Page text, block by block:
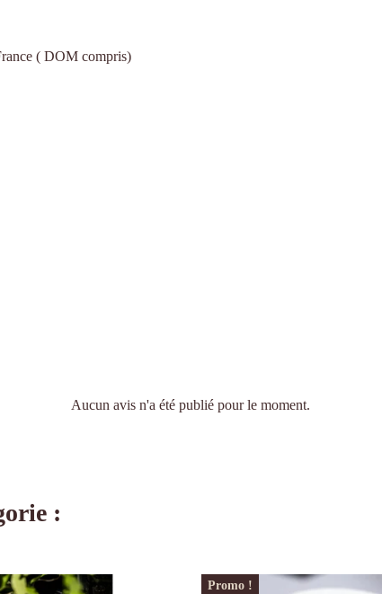
( DOM compris)
Aucun avis n'a été publié pour le moment.
:
Promo !